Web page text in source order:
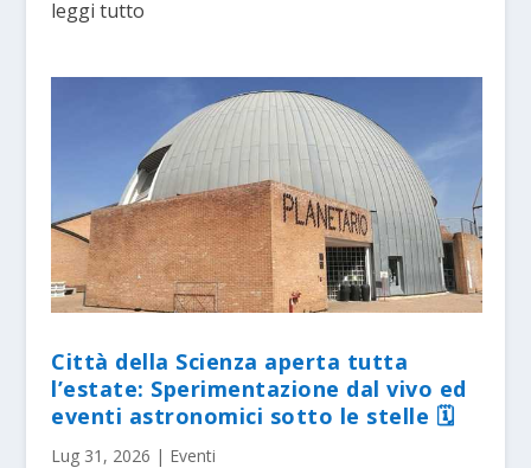
leggi tutto
Città della Scienza aperta tutta
l’estate: Sperimentazione dal vivo ed
eventi astronomici sotto le stelle 🗓
Lug 31, 2026 | Eventi